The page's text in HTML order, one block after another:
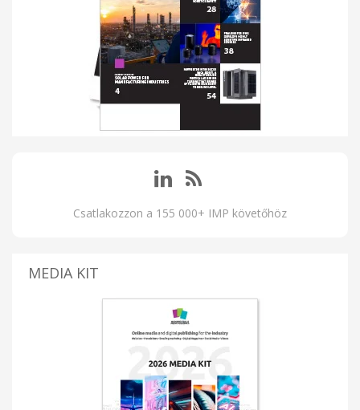
Csatlakozzon a 155 000+ IMP követőhöz
MEDIA KIT